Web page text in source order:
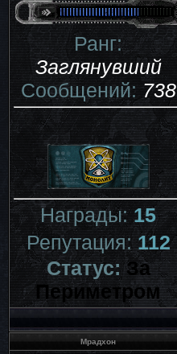
Ранг:
Заглянувший
Сообщений:738
Награды:15
Репутация:112
Статус:За
Периметром
Мрадхон